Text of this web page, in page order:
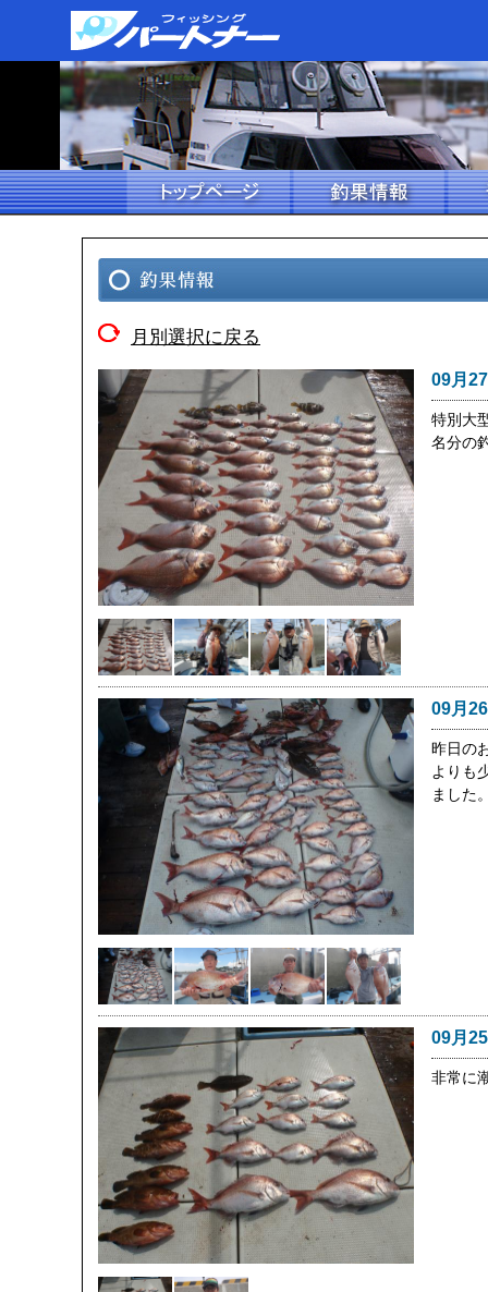
月別選択に戻る
09月
特別大
名分の
09月
昨日の
よりも
ました
09月
非常に